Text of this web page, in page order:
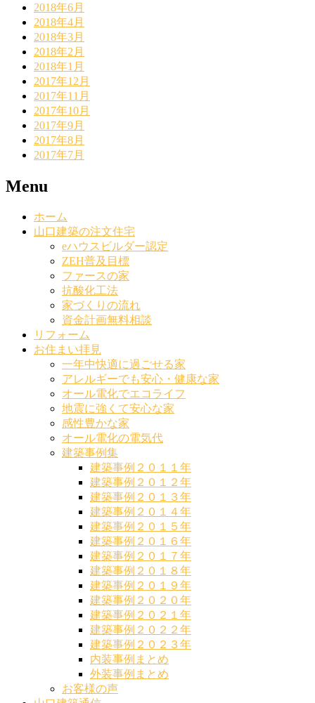
2018年6月
2018年4月
2018年3月
2018年2月
2018年1月
2017年12月
2017年11月
2017年10月
2017年9月
2017年8月
2017年7月
Menu
ホーム
山口建築の注文住宅
eハウスビルダー認定
ZEH普及目標
ファースの家
抗酸化工法
家づくりの流れ
資金計画無料相談
リフォーム
お住まい拝見
一年中快適に過ごせる家
アレルギーでも安心・健康な家
オール電化でエコライフ
地震に強くて安心な家
感性豊かな家
オール電化の電気代
建築事例集
建築事例２０１１年
建築事例２０１２年
建築事例２０１３年
建築事例２０１４年
建築事例２０１５年
建築事例２０１６年
建築事例２０１７年
建築事例２０１８年
建築事例２０１９年
建築事例２０２０年
建築事例２０２１年
建築事例２０２２年
建築事例２０２３年
内装事例まとめ
外装事例まとめ
お客様の声